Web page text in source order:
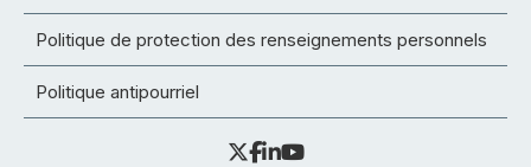
Politique de protection des renseignements personnels
Politique antipourriel